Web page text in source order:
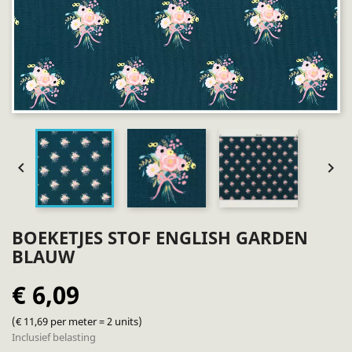
 
BOEKETJES STOF ENGLISH GARDEN
BLAUW
€ 6,09
(€ 11,69 per meter = 2 units)
Inclusief belasting